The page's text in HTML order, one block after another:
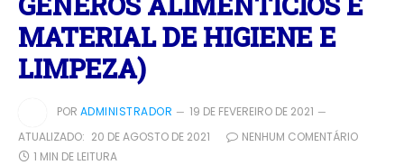
MATERIAL DE HIGIENE E
LIMPEZA)
POR ADMINISTRADOR
19 DE FEVEREIRO DE 2021
ATUALIZADO: 20 DE AGOSTO DE 2021
NENHUM COMENTÁRIO
1 MIN DE LEITURA